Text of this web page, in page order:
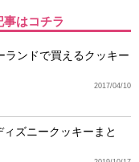
事はコチラ
ランドで買えるクッキー
2017/04/10
ィズニークッキーまと